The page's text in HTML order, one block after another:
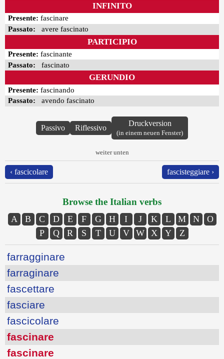
INFINITO
Presente: fascinare
Passato: avere fascinato
PARTICIPIO
Presente: fascinante
Passato: fascinato
GERUNDIO
Presente: fascinando
Passato: avendo fascinato
Passivo Riflessivo
Druckversion
(in einem neuen Fenster)
weiter unten
‹ fascicolare fascisteggiare ›
Browse the Italian verbs
A B C D E F G H I J K L M N
O
P
Q R S T U V W X Y Z
farragginare
farraginare
fascettare
fasciare
fascicolare
fascinare
fascinare